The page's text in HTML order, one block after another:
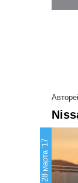
28 марта '17